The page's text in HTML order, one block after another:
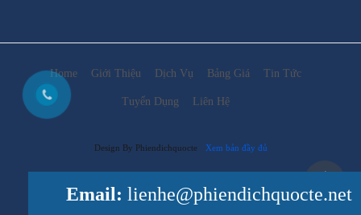
Email: lienhe@phiendichquocte.net
Home Giới Thiệu Dịch Vụ Bảng Giá Tin Tức
Tuyển Dụng Liên Hệ
Design By Phiendichquocte Xem bản đầy đủ